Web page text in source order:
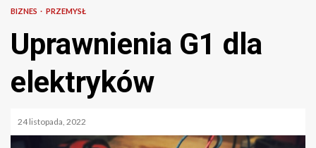
BIZNES PRZEMYSŁ
Uprawnienia G1 dla
elektryków
24 listopada, 2022